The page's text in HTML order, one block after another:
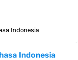
Indonesia
Indonesia